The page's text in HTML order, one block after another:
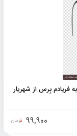
فریادم بِرس از شهریار
99,900 تومان